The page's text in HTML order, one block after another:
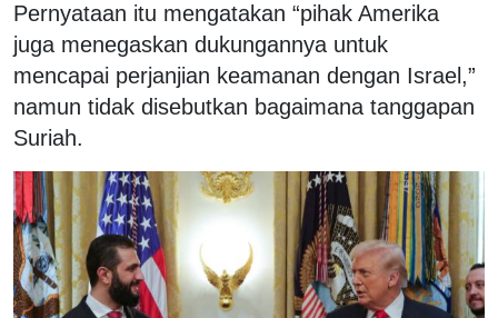
Pernyataan itu mengatakan “pihak Amerika
juga menegaskan dukungannya untuk
mencapai perjanjian keamanan dengan Israel,”
namun tidak disebutkan bagaimana tanggapan
Suriah.